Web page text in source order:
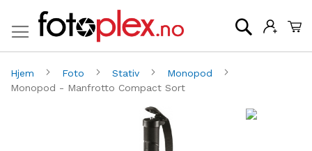
Søk
Hjem Foto Stativ
Monopod
Monopod - Manfrotto Compact Sort